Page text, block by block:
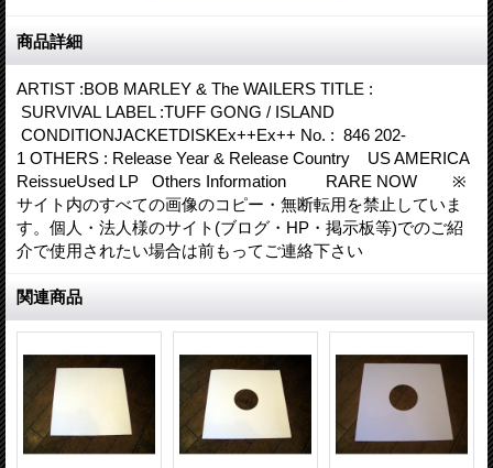
商品詳細
ARTIST :BOB MARLEY & The WAILERS TITLE :
SURVIVAL LABEL :TUFF GONG / ISLAND
CONDITIONJACKETDISKEx++Ex++ No. : 846 202-
1 OTHERS : Release Year & Release Country US AMERICA
ReissueUsed LP Others Information RARE NOW ※
サイト内のすべての画像のコピー・無断転用を禁止していま
す。個人・法人様のサイト(ブログ・HP・掲示板等)でのご紹
介で使用されたい場合は前もってご連絡下さい
関連商品